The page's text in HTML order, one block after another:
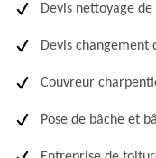
Devis nettoyage
Devis
Couvreur
Pose de bâche et